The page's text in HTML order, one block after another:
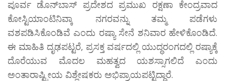
ಪೂರ್ವ ಡೊನ್‌ಬಾಸ್ ಪ್ರದೇಶದ ಪ್ರಮುಖ ರಕ್ಷಣಾ ಕೇಂದ್ರವಾದ
ಕೋಸ್ಟಿಯಾಂಟಿನಿವ್ಕಾ ನಗರವನ್ನು ತಮ್ಮ ಪಡೆಗಳು
ವಶಪಡಿಸಿಕೊಂಡಿವೆ ಎಂದು ರಷ್ಯಾ ಸೇನೆ ಶನಿವಾರ ಹೇಳಿಕೊಂಡಿದೆ.
ಈ ಮಾಹಿತಿ ದೃಢಪಟ್ಟರೆ, ಪ್ರಸಕ್ತ ವರ್ಷದಲ್ಲಿ ಯುದ್ಧರಂಗದಲ್ಲಿ ರಷ್ಯಾಕ್ಕೆ
ದೊರೆಯುವ ಮೊದಲ ಮಹತ್ವದ ಯಶಸ್ಸಾಗಲಿದೆ ಎಂದು
ಅಂತಾರಾಷ್ಟ್ರೀಯ ವಿಶ್ಲೇಷಕರು ಅಭಿಪ್ರಾಯಪಟ್ಟಿದ್ದಾರೆ.